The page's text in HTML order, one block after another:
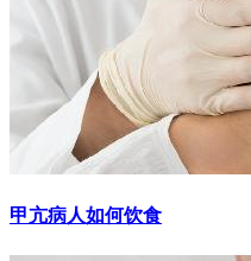
甲亢病人如何饮食